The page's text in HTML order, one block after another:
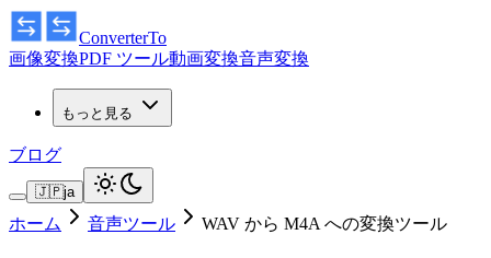
ConverterTo
画像変換PDF ツール動画変換音声変換
もっと見る
ブログ
🇯🇵ja
ホーム 音声ツール WAV から M4A への変換ツール